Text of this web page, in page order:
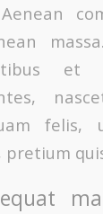
et
felis,